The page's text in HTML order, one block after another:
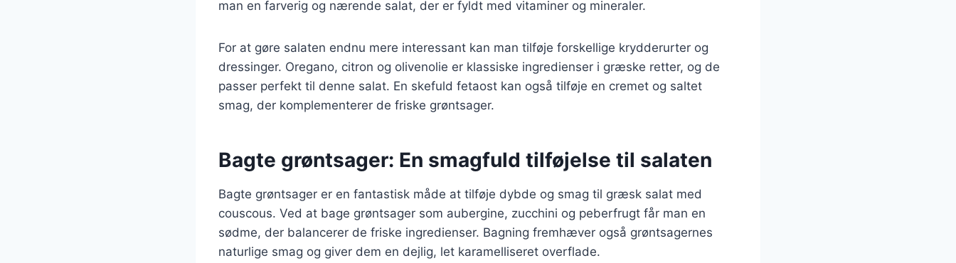
man en farverig og nærende salat, der er fyldt med vitaminer og mineraler.
For at gøre salaten endnu mere interessant kan man tilføje forskellige krydderurter og
dressinger. Oregano, citron og olivenolie er klassiske ingredienser i græske retter, og de
passer perfekt til denne salat. En skefuld fetaost kan også tilføje en cremet og saltet
smag, der komplementerer de friske grøntsager.
Bagte grøntsager: En smagfuld tilføjelse til salaten
Bagte grøntsager er en fantastisk måde at tilføje dybde og smag til græsk salat med
couscous. Ved at bage grøntsager som aubergine, zucchini og peberfrugt får man en
sødme, der balancerer de friske ingredienser. Bagning fremhæver også grøntsagernes
naturlige smag og giver dem en dejlig, let karamelliseret overflade.